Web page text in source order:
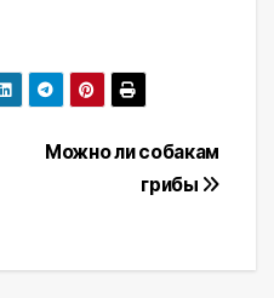
Можно ли собакам
грибы